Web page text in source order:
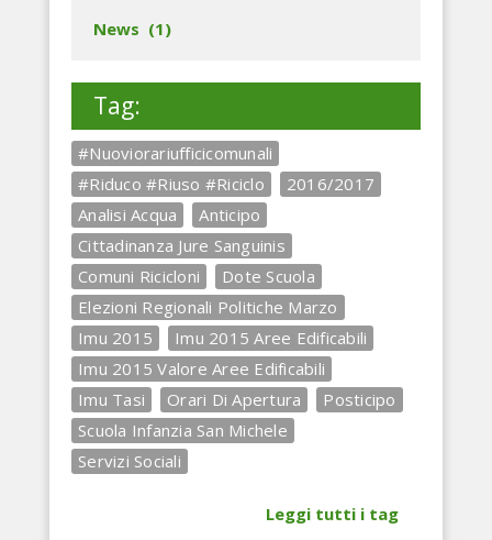
News (1)
Tag:
#Nuoviorariufficicomunali
#Riduco #Riuso #Riciclo
2016/2017
Analisi Acqua
Anticipo
Cittadinanza Jure Sanguinis
Comuni Ricicloni
Dote Scuola
Elezioni Regionali Politiche Marzo
Imu 2015
Imu 2015 Aree Edificabili
Imu 2015 Valore Aree Edificabili
Imu Tasi
Orari Di Apertura
Posticipo
Scuola Infanzia San Michele
Servizi Sociali
Leggi tutti i tag